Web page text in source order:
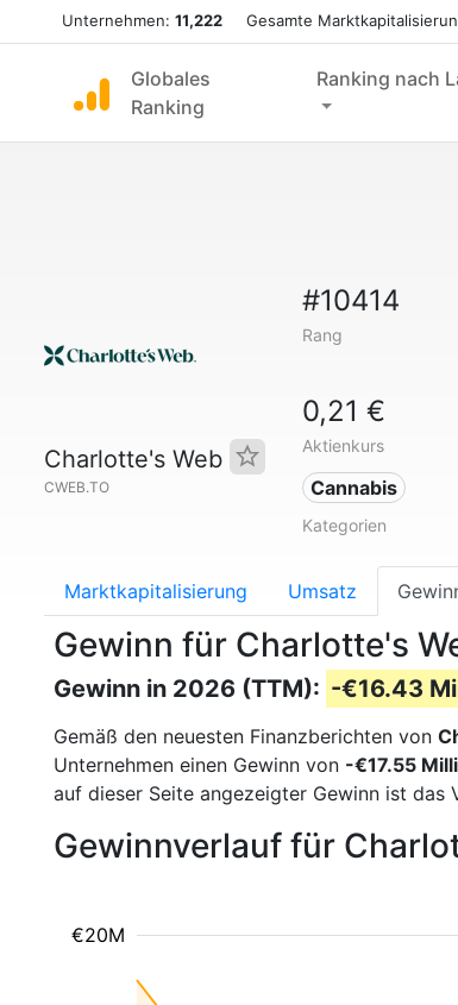
Unternehmen: 11,222 Gesamte
Globales
Ranking
Ranking nach
Charlotte's Web
CWEB.TO
#10414
Rang
0,21 €
Aktienkurs
Cannabis
Kategorien
Marktkapitalisierung Umsatz
Gewinn für Charlotte's
Gewinn in 2026 (TTM): -€16.43
Gemäß den neuesten Finanzberichten von
Unternehmen einen Gewinn von -€17.55
auf dieser Seite angezeigter Gewinn ist das
Gewinnverlauf für
€20M